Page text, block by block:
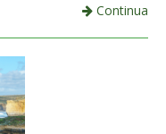
Continua